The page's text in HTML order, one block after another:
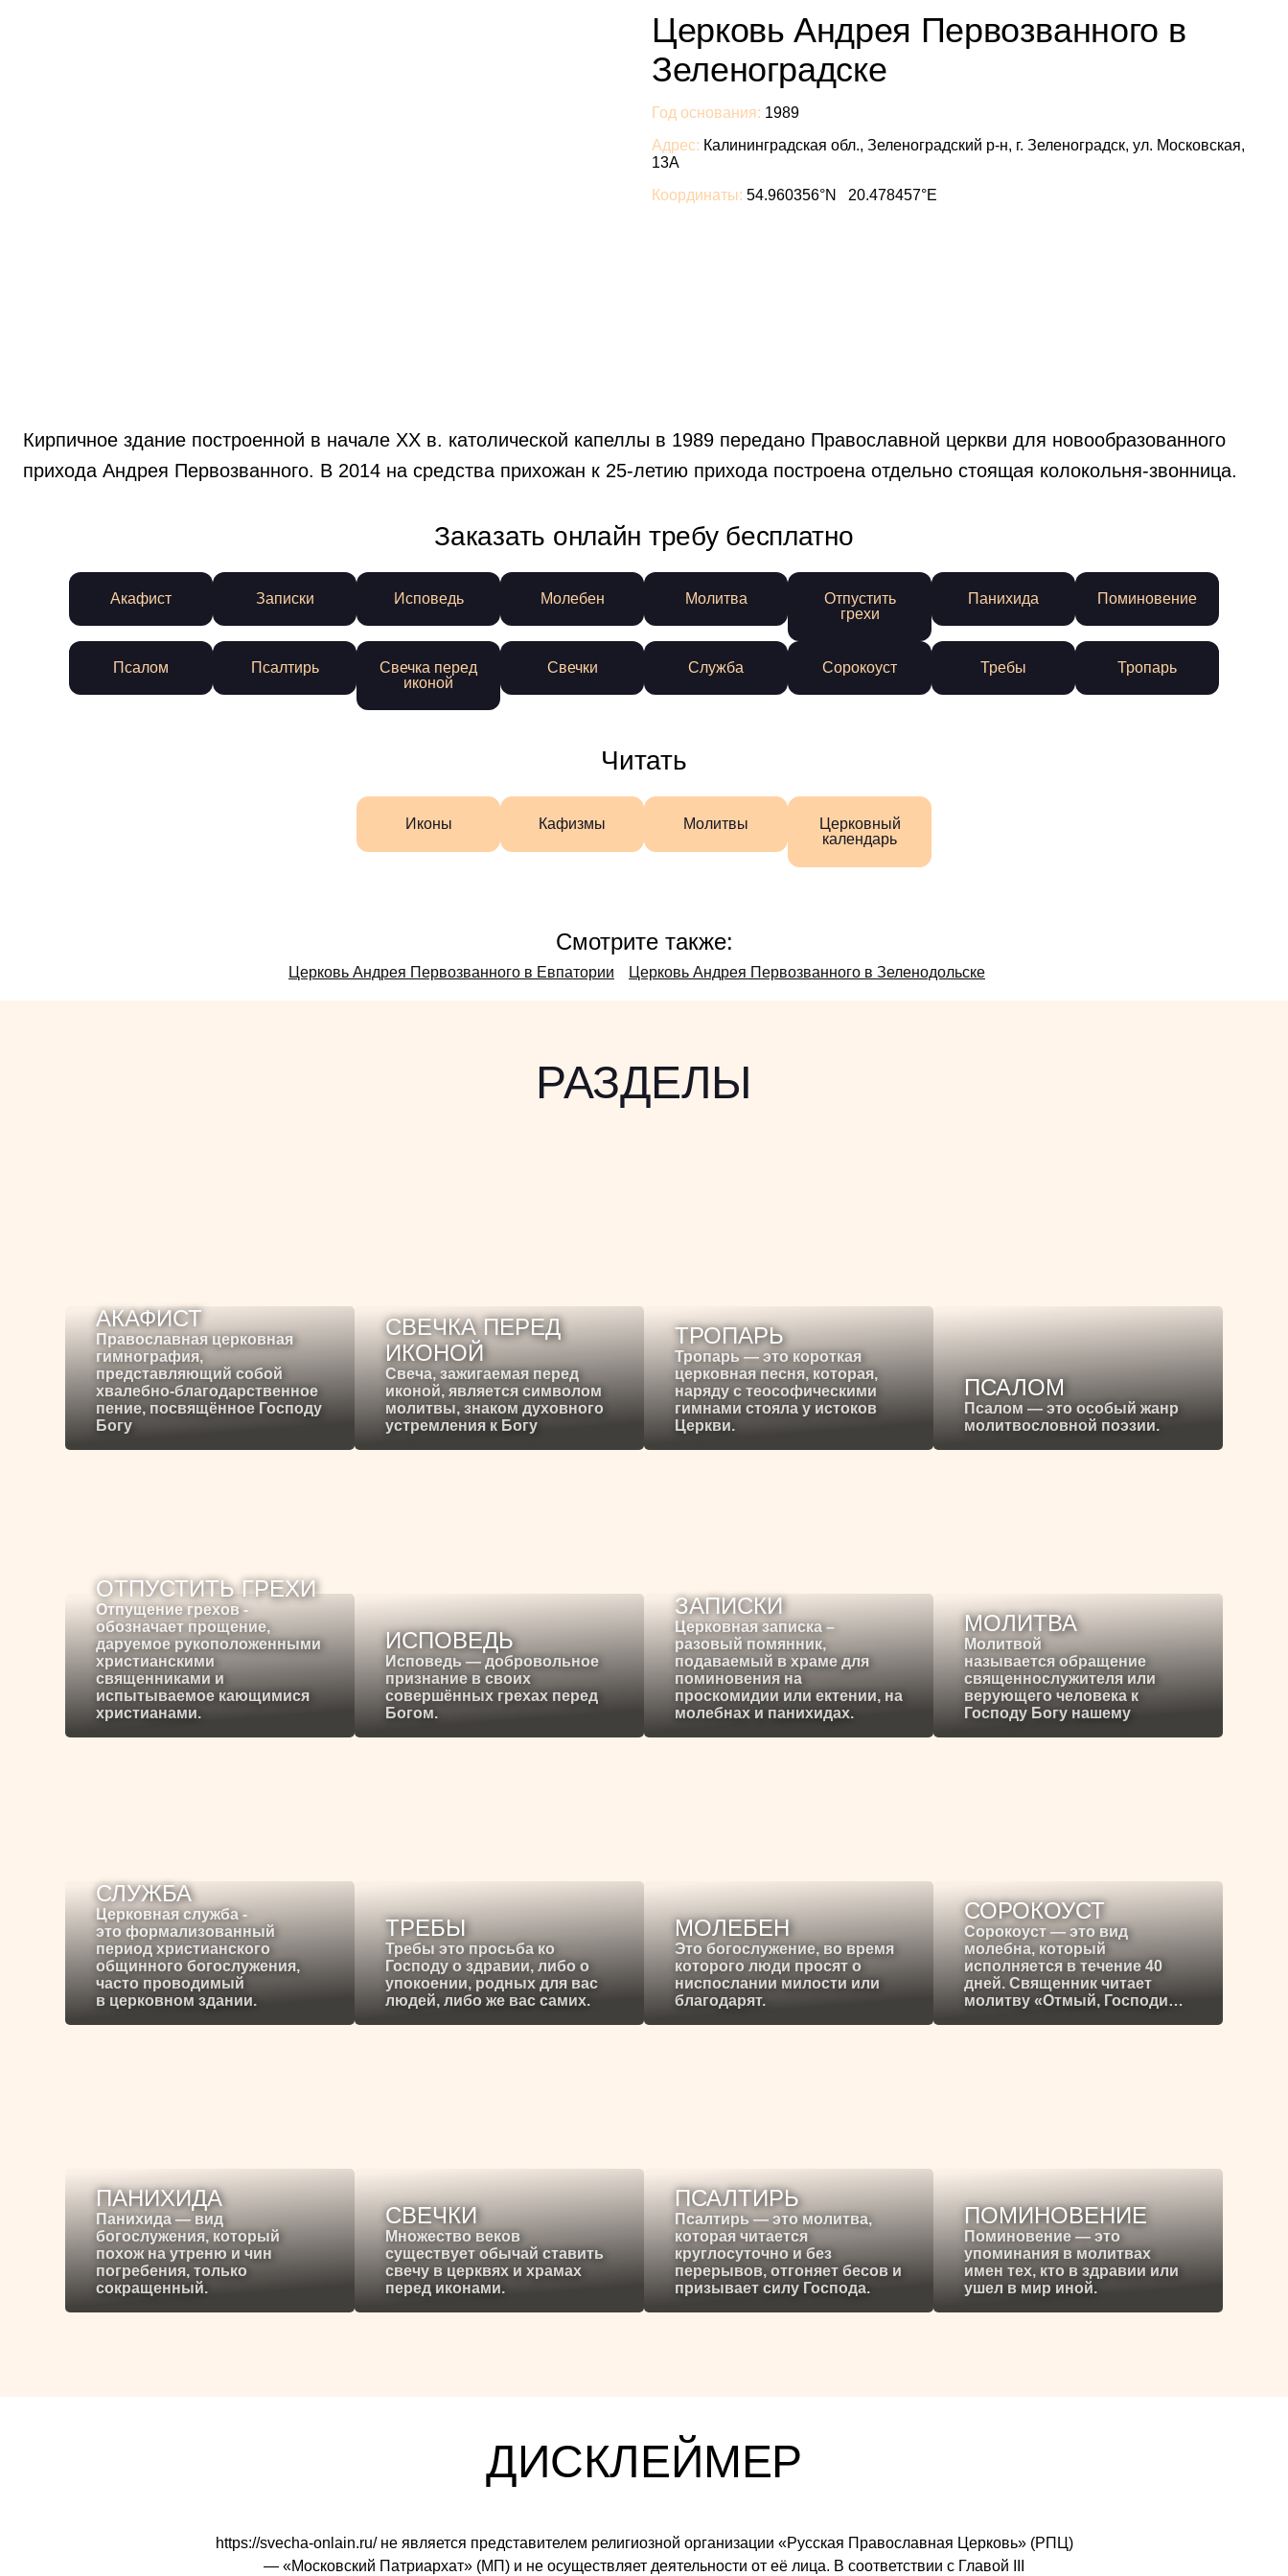
Церковь Андрея Первозванного в
Зеленоградске
Год основания: 1989
Адрес: Калининградская обл., Зеленоградский р-н, г. Зеленоградск, ул. Московская,
13А
Координаты: 54.960356°N 20.478457°E
Кирпичное здание построенной в начале XX в. католической капеллы в 1989 передано Православной церкви для новообразованного
прихода Андрея Первозванного. В 2014 на средства прихожан к 25-летию прихода построена отдельно стоящая колокольня-звонница.
Заказать онлайн требу бесплатно
Акафист Записки Исповедь Молебен Молитва
Отпустить
грехи
Панихида Поминовение
Псалом Псалтирь
Свечка перед
иконой
Свечки Служба Сорокоуст Требы Тропарь
Читать
Иконы Кафизмы Молитвы
Церковный
календарь
Смотрите также:
Церковь Андрея Первозванного в Евпатории Церковь Андрея Первозванного в Зеленодольске
РАЗДЕЛЫ
АКАФИСТ
Православная церковная
гимнография,
представляющий собой
хвалебно-благодарственное
пение, посвящённое Господу
Богу
СВЕЧКА ПЕРЕД
ИКОНОЙ
Свеча, зажигаемая перед
иконой, является символом
молитвы, знаком духовного
устремления к Богу
ТРОПАРЬ
Тропарь — это короткая
церковная песня, которая,
наряду с теософическими
гимнами стояла у истоков
Церкви.
ПСАЛОМ
Псалом — это особый жанр
молитвословной поэзии.
ОТПУСТИТЬ ГРЕХИ
Отпущение грехов -
обозначает прощение,
даруемое рукоположенными
христианскими
священниками и
испытываемое кающимися
христианами.
ИСПОВЕДЬ
Исповедь — добровольное
признание в своих
совершённых грехах перед
Богом.
ЗАПИСКИ
Церковная записка –
разовый помянник,
подаваемый в храме для
поминовения на
проскомидии или ектении, на
молебнах и панихидах.
МОЛИТВА
Молитвой
называется обращение
священнослужителя или
верующего человека к
Господу Богу нашему
СЛУЖБА
Церковная служба -
это формализованный
период христианского
общинного богослужения,
часто проводимый
в церковном здании.
ТРЕБЫ
Требы это просьба ко
Господу о здравии, либо о
упокоении, родных для вас
людей, либо же вас самих.
МОЛЕБЕН
Это богослужение, во время
которого люди просят о
ниспослании милости или
благодарят.
СОРОКОУСТ
Сорокоуст — это вид
молебна, который
исполняется в течение 40
дней. Священник читает
молитву «Отмый, Господи…
ПАНИХИДА
Панихида — вид
богослужения, который
похож на утреню и чин
погребения, только
сокращенный.
СВЕЧКИ
Множество веков
существует обычай ставить
свечу в церквях и храмах
перед иконами.
ПСАЛТИРЬ
Псалтирь — это молитва,
которая читается
круглосуточно и без
перерывов, отгоняет бесов и
призывает силу Господа.
ПОМИНОВЕНИЕ
Поминовение — это
упоминания в молитвах
имен тех, кто в здравии или
ушел в мир иной.
ДИСКЛЕЙМЕР
https://svecha-onlain.ru/ не является представителем религиозной организации «Русская Православная Церковь» (РПЦ)
— «Московский Патриархат» (МП) и не осуществляет деятельности от её лица. В соответствии с Главой III